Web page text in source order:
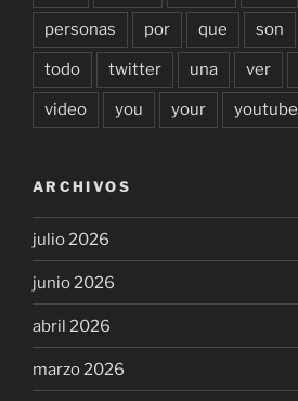
personas por que son
todo twitter una ver
video you your youtube
ARCHIVOS
julio 2026
junio 2026
abril 2026
marzo 2026